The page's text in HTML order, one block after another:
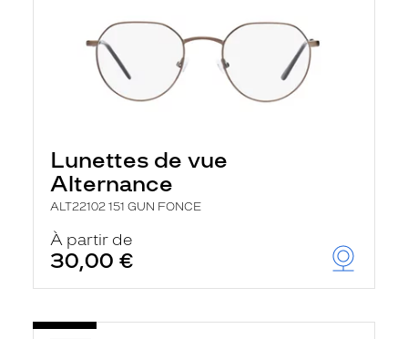
Lunettes de vue
Alternance
ALT22102 151 GUN FONCE
À partir de
30,00 €